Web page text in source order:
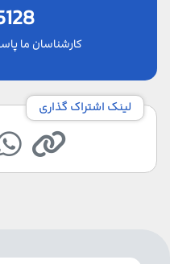
کارشناسان ما
لینک اشتراک گذاری